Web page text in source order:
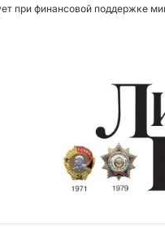
при финансовой поддержке